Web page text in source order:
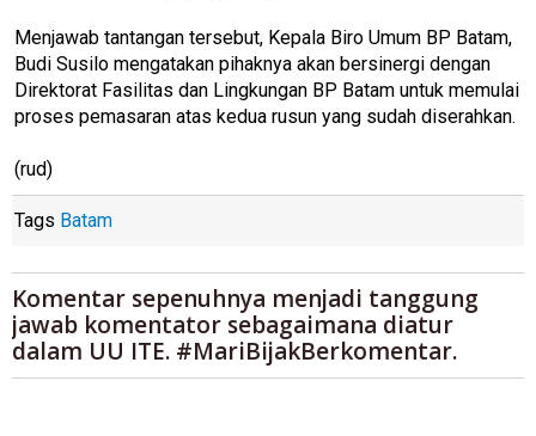
Menjawab tantangan tersebut, Kepala Biro Umum BP Batam,
Budi Susilo mengatakan pihaknya akan bersinergi dengan
Direktorat Fasilitas dan Lingkungan BP Batam untuk memulai
proses pemasaran atas kedua rusun yang sudah diserahkan.
(rud)
Tags Batam
Komentar sepenuhnya menjadi tanggung
jawab komentator sebagaimana diatur
dalam UU ITE. #MariBijakBerkomentar.